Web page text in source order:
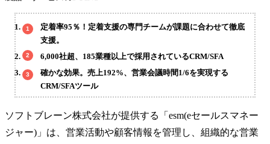
定着率95％！定着支援の専門チームが課題に合わせて徹底
支援。
6,000社超、185業種以上で採用されているCRM/SFA
確かな効果。売上192%、営業会議時間1/6を実現する
CRM/SFAツール
ソフトブレーン株式会社が提供する「esm(eセールスマネー
ジャー)」は、営業活動や顧客情報を管理し、組織的な営業